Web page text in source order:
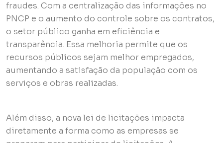
fraudes. Com a centralização das informações no
PNCP e o aumento do controle sobre os contratos,
o setor público ganha em eficiência e
transparência. Essa melhoria permite que os
recursos públicos sejam melhor empregados,
aumentando a satisfação da população com os
serviços e obras realizadas.
Além disso, a nova lei de licitações impacta
diretamente a forma como as empresas se